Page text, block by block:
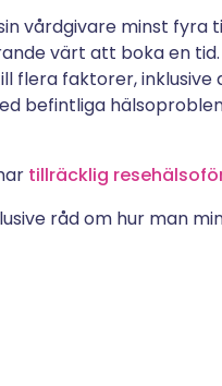
vårdgivare minst fyra
värt att boka en
flera faktorer, inklusive
befintliga
tillräcklig
råd om hur man